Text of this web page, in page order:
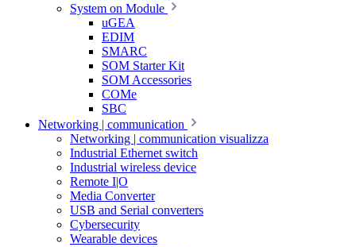
System on Module
uGEA
EDIM
SMARC
SOM Starter Kit
SOM Accessories
COMe
SBC
Networking | communication
Networking | communication visualizza
Industrial Ethernet switch
Industrial wireless device
Remote I|O
Media Converter
USB and Serial converters
Cybersecurity
Wearable devices